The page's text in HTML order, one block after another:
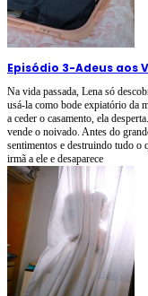
Episódio 3-Adeus aos
Na vida passada, Lena só
usá-la como bode expiatório da
a ceder o casamento, ela
vende o noivado. Antes do
sentimentos e destruindo tudo o
irmã a ele e desaparece